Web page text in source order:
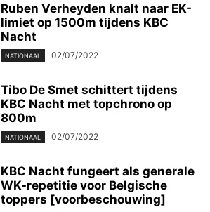
Ruben Verheyden knalt naar EK-
limiet op 1500m tijdens KBC
Nacht
NATIONAAL 02/07/2022
Tibo De Smet schittert tijdens
KBC Nacht met topchrono op
800m
NATIONAAL 02/07/2022
KBC Nacht fungeert als generale
WK-repetitie voor Belgische
toppers [voorbeschouwing]